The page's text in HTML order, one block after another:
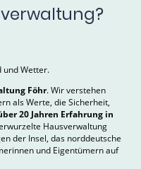
und Wetter.
Föhr. Wir verstehen
als Werte, die Sicherheit,
20 Jahren Erfahrung in
Hausverwaltung
der Insel, das norddeutsche
und Eigentümern auf